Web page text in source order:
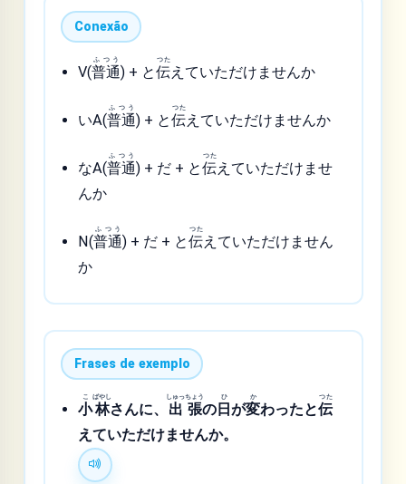
Conexão
V(普通
ふつう
) + と伝
つた
えていただけませんか
いA(普通
ふつう
) + と伝
つた
えていただけませんか
なA(普通
ふつう
) + だ + と伝
つた
えていただけませ
んか
N(普通
ふつう
) + だ + と伝
つた
えていただけません
か
Frases de exemplo
小
こ
林
ばやし
さんに、 出
しゅっ
張
ちょう
の日
ひ
が変
か
わったと伝
つた
えていただけませんか。